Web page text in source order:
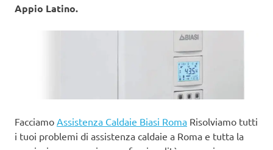
Appio Latino.
Facciamo Assistenza Caldaie Biasi Roma Risolviamo tutti
i tuoi problemi di assistenza caldaie a Roma e tutta la